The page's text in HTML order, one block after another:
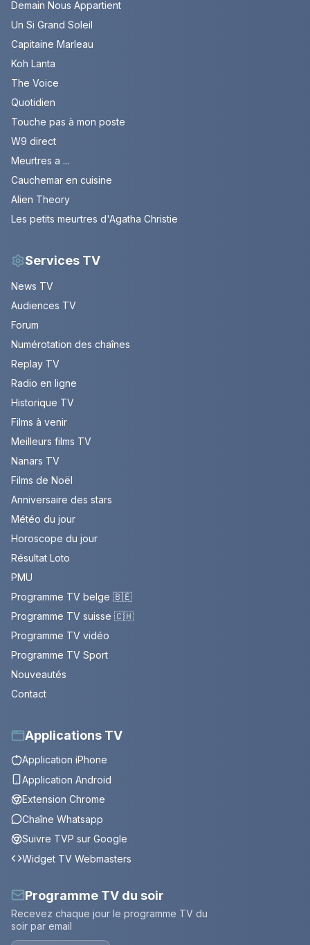
Demain Nous Appartient
Un Si Grand Soleil
Capitaine Marleau
Koh Lanta
The Voice
Quotidien
Touche pas à mon poste
W9 direct
Meurtres a ...
Cauchemar en cuisine
Alien Theory
Les petits meurtres d'Agatha Christie
Services TV
News TV
Audiences TV
Forum
Numérotation des chaînes
Replay TV
Radio en ligne
Historique TV
Films à venir
Meilleurs films TV
Nanars TV
Films de Noël
Anniversaire des stars
Météo du jour
Horoscope du jour
Résultat Loto
PMU
Programme TV belge 🇧🇪
Programme TV suisse 🇨🇭
Programme TV vidéo
Programme TV Sport
Nouveautés
Contact
Applications TV
Application iPhone
Application Android
Extension Chrome
Chaîne Whatsapp
Suivre TVP sur Google
Widget TV Webmasters
Programme TV du soir
Recevez chaque jour le programme TV du
soir par email